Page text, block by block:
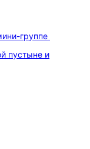
группе
пустыне и